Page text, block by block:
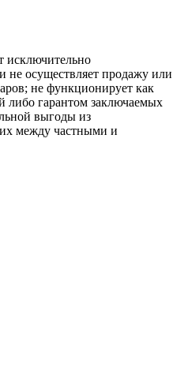
исключительно
осуществляет продажу или
не функционирует как
либо гарантом заключаемых
выгоды из
между частными и